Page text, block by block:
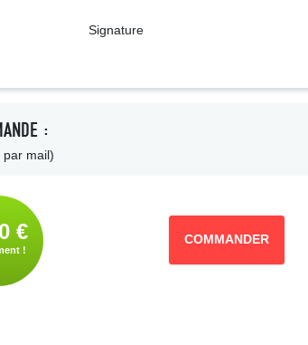
:
par mail)
€
!
COMMANDER